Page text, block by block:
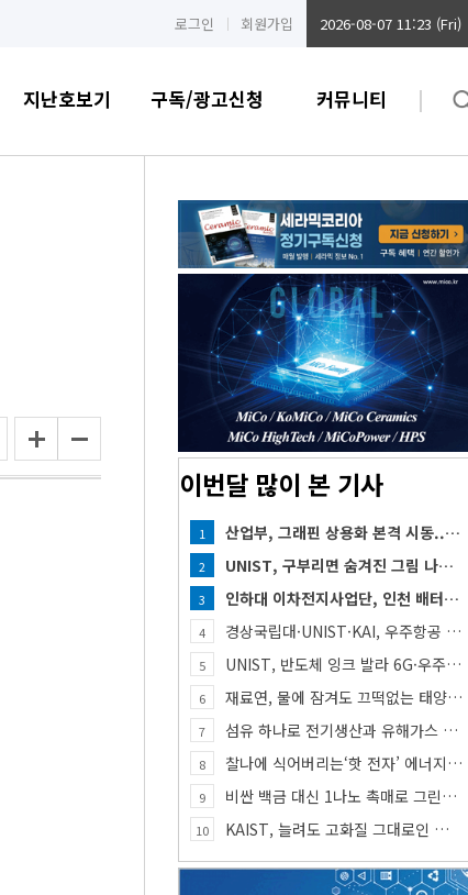
로그인 회원가입 2026-08-07 11:23 (Fri)
지난호보기 구독/광고신청 커뮤니티
이번달 많이 본 기사
1 산업부, 그래핀 상용화 본격 시동... 첨단세라믹·반도체 방열소재 시장 확대 기대
2 UNIST, 구부리면 숨겨진 그림 나타나는 투명 보안 필름 개발
3 인하대 이차전지사업단, 인천 배터리 인재양성 거점 역할 강화
4 경상국립대·UNIST·KAI, 우주항공 인재 함께 키운다
5 UNIST, 반도체 잉크 발라 6G·우주통신용 고주파 스위치 만든다
6 재료연, 물에 잠겨도 끄떡없는 태양전지 개발
7 섬유 하나로 전기생산과 유해가스 동시 감지한다
8 찰나에 식어버리는‘핫 전자’ 에너지, 망간 거쳐 화학반응에 쓴다
9 비싼 백금 대신 1나노 촉매로 그린수소 생산
10 KAIST, 늘려도 고화질 그대로인 신축 디스플레이 핵심기술 개발​